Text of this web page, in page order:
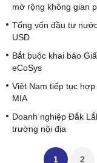
mở rộng không gian
Tổng vốn đầu tư
USD
Bắt buộc khai báo
eCoSys
Việt Nam tiếp tục
MIA
Doanh nghiệp Đắk
trường nội địa
1 2